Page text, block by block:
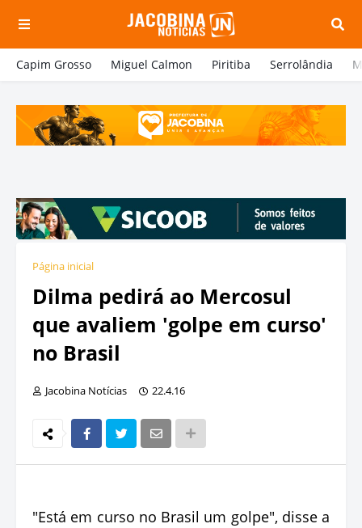
Capim Grosso Miguel Calmon Piritiba Serrolândia
Página inicial
Dilma pedirá ao Mercosul
que avaliem 'golpe em curso'
no Brasil
Jacobina Notícias 22.4.16
"Está em curso no Brasil um golpe", disse a